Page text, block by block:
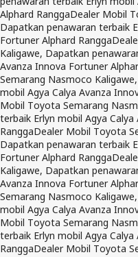
Alphard RanggaDealer Mobil
Dapatkan penawaran terbaik
Fortuner Alphard Rangga
Kaligawe, Dapatkan
Avanza Innova Fortuner
Semarang Nasmoco
mobil Agya Calya Avanza
Mobil Toyota Semarang
terbaik Erlyn mobil Agya
RanggaDealer Mobil Toyota
Dapatkan penawaran terbaik
Fortuner Alphard Rangga
Kaligawe, Dapatkan
Avanza Innova Fortuner
Semarang Nasmoco
mobil Agya Calya Avanza
Mobil Toyota Semarang
terbaik Erlyn mobil Agya
RanggaDealer Mobil Toyota